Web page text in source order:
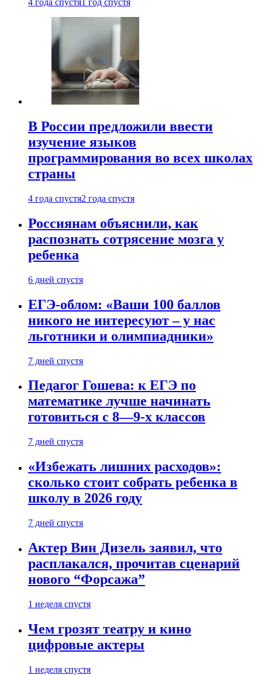
4 года спустя 1 год спустя
В России предложили ввести
изучение языков
программирования во всех школах
страны
4 года спустя2 года спустя
Россиянам объяснили, как
распознать сотрясение мозга у
ребенка
6 дней спустя
ЕГЭ-облом: «Ваши 100 баллов
никого не интересуют – у нас
льготники и олимпиадники»
7 дней спустя
Педагог Гошева: к ЕГЭ по
математике лучше начинать
готовиться с 8—9-х классов
7 дней спустя
«Избежать лишних расходов»:
сколько стоит собрать ребенка в
школу в 2026 году
7 дней спустя
Актер Вин Дизель заявил, что
расплакался, прочитав сценарий
нового “Форсажа”
1 неделя спустя
Чем грозят театру и кино
цифровые актеры
1 неделя спустя